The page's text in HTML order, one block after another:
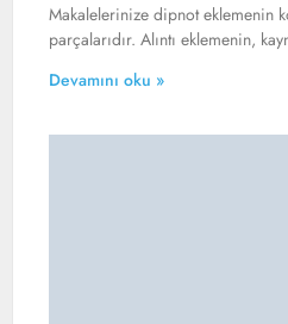
Makalelerinize dipnot eklemenin
parçalarıdır. Alıntı eklemenin,
Devamını oku »